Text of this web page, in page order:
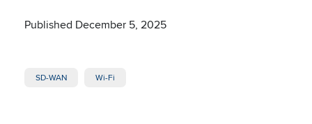
Published December 5, 2025
SD-WAN Wi-Fi